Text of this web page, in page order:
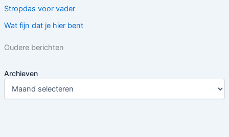
Stropdas voor vader
Wat fijn dat je hier bent
Oudere berichten
Archieven